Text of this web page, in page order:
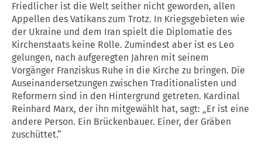
Friedlicher ist die Welt seither nicht geworden, allen
Appellen des Vatikans zum Trotz. In Kriegsgebieten wie
der Ukraine und dem Iran spielt die Diplomatie des
Kirchenstaats keine Rolle. Zumindest aber ist es Leo
gelungen, nach aufgeregten Jahren mit seinem
Vorgänger Franziskus Ruhe in die Kirche zu bringen. Die
Auseinandersetzungen zwischen Traditionalisten und
Reformern sind in den Hintergrund getreten. Kardinal
Reinhard Marx, der ihn mitgewählt hat, sagt: „Er ist eine
andere Person. Ein Brückenbauer. Einer, der Gräben
zuschüttet.“